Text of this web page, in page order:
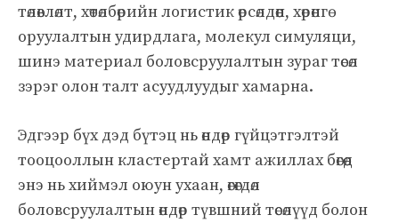
төлөвлөлт, хөтөлбөрийн логистик өрсөлдөөн, хөрөнгө
оруулалтын удирдлага, молекул симуляци,
шинэ материал боловсруулалтын зураг төсөл
зэрэг олон талт асуудлуудыг хамарна.
Эдгээр бүх дэд бүтэц нь өндөр гүйцэтгэлтэй
тооцооллын кластертай хамт ажиллах бөгөөд
энэ нь хиймэл оюун ухаан, өгөгдөл
боловсруулалтын өндөр түвшний төсөлүүд болон